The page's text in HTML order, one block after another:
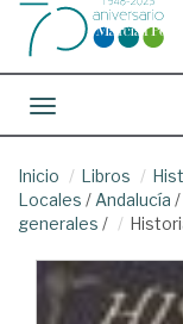
Toggle navigation
Inicio Libros
Locales / Andalucía /
generales /